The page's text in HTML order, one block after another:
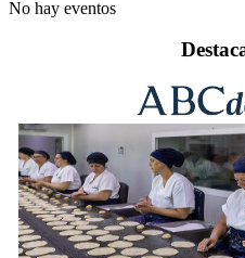
No hay eventos